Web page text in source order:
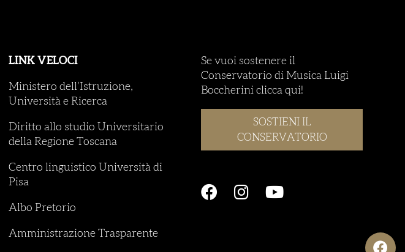
LINK VELOCI
Ministero dell’Istruzione,
Università e Ricerca
Diritto allo studio Universitario
della Regione Toscana
Centro linguistico Università di
Pisa
Albo Pretorio
Amministrazione Trasparente
Se vuoi sostenere il
Conservatorio di Musica Luigi
Boccherini clicca qui!
SOSTIENI IL
CONSERVATORIO